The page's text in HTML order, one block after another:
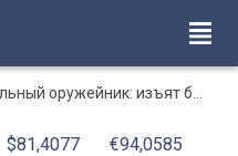
боевой пистолет и около 900 патронов
$81,4077 €94,0585